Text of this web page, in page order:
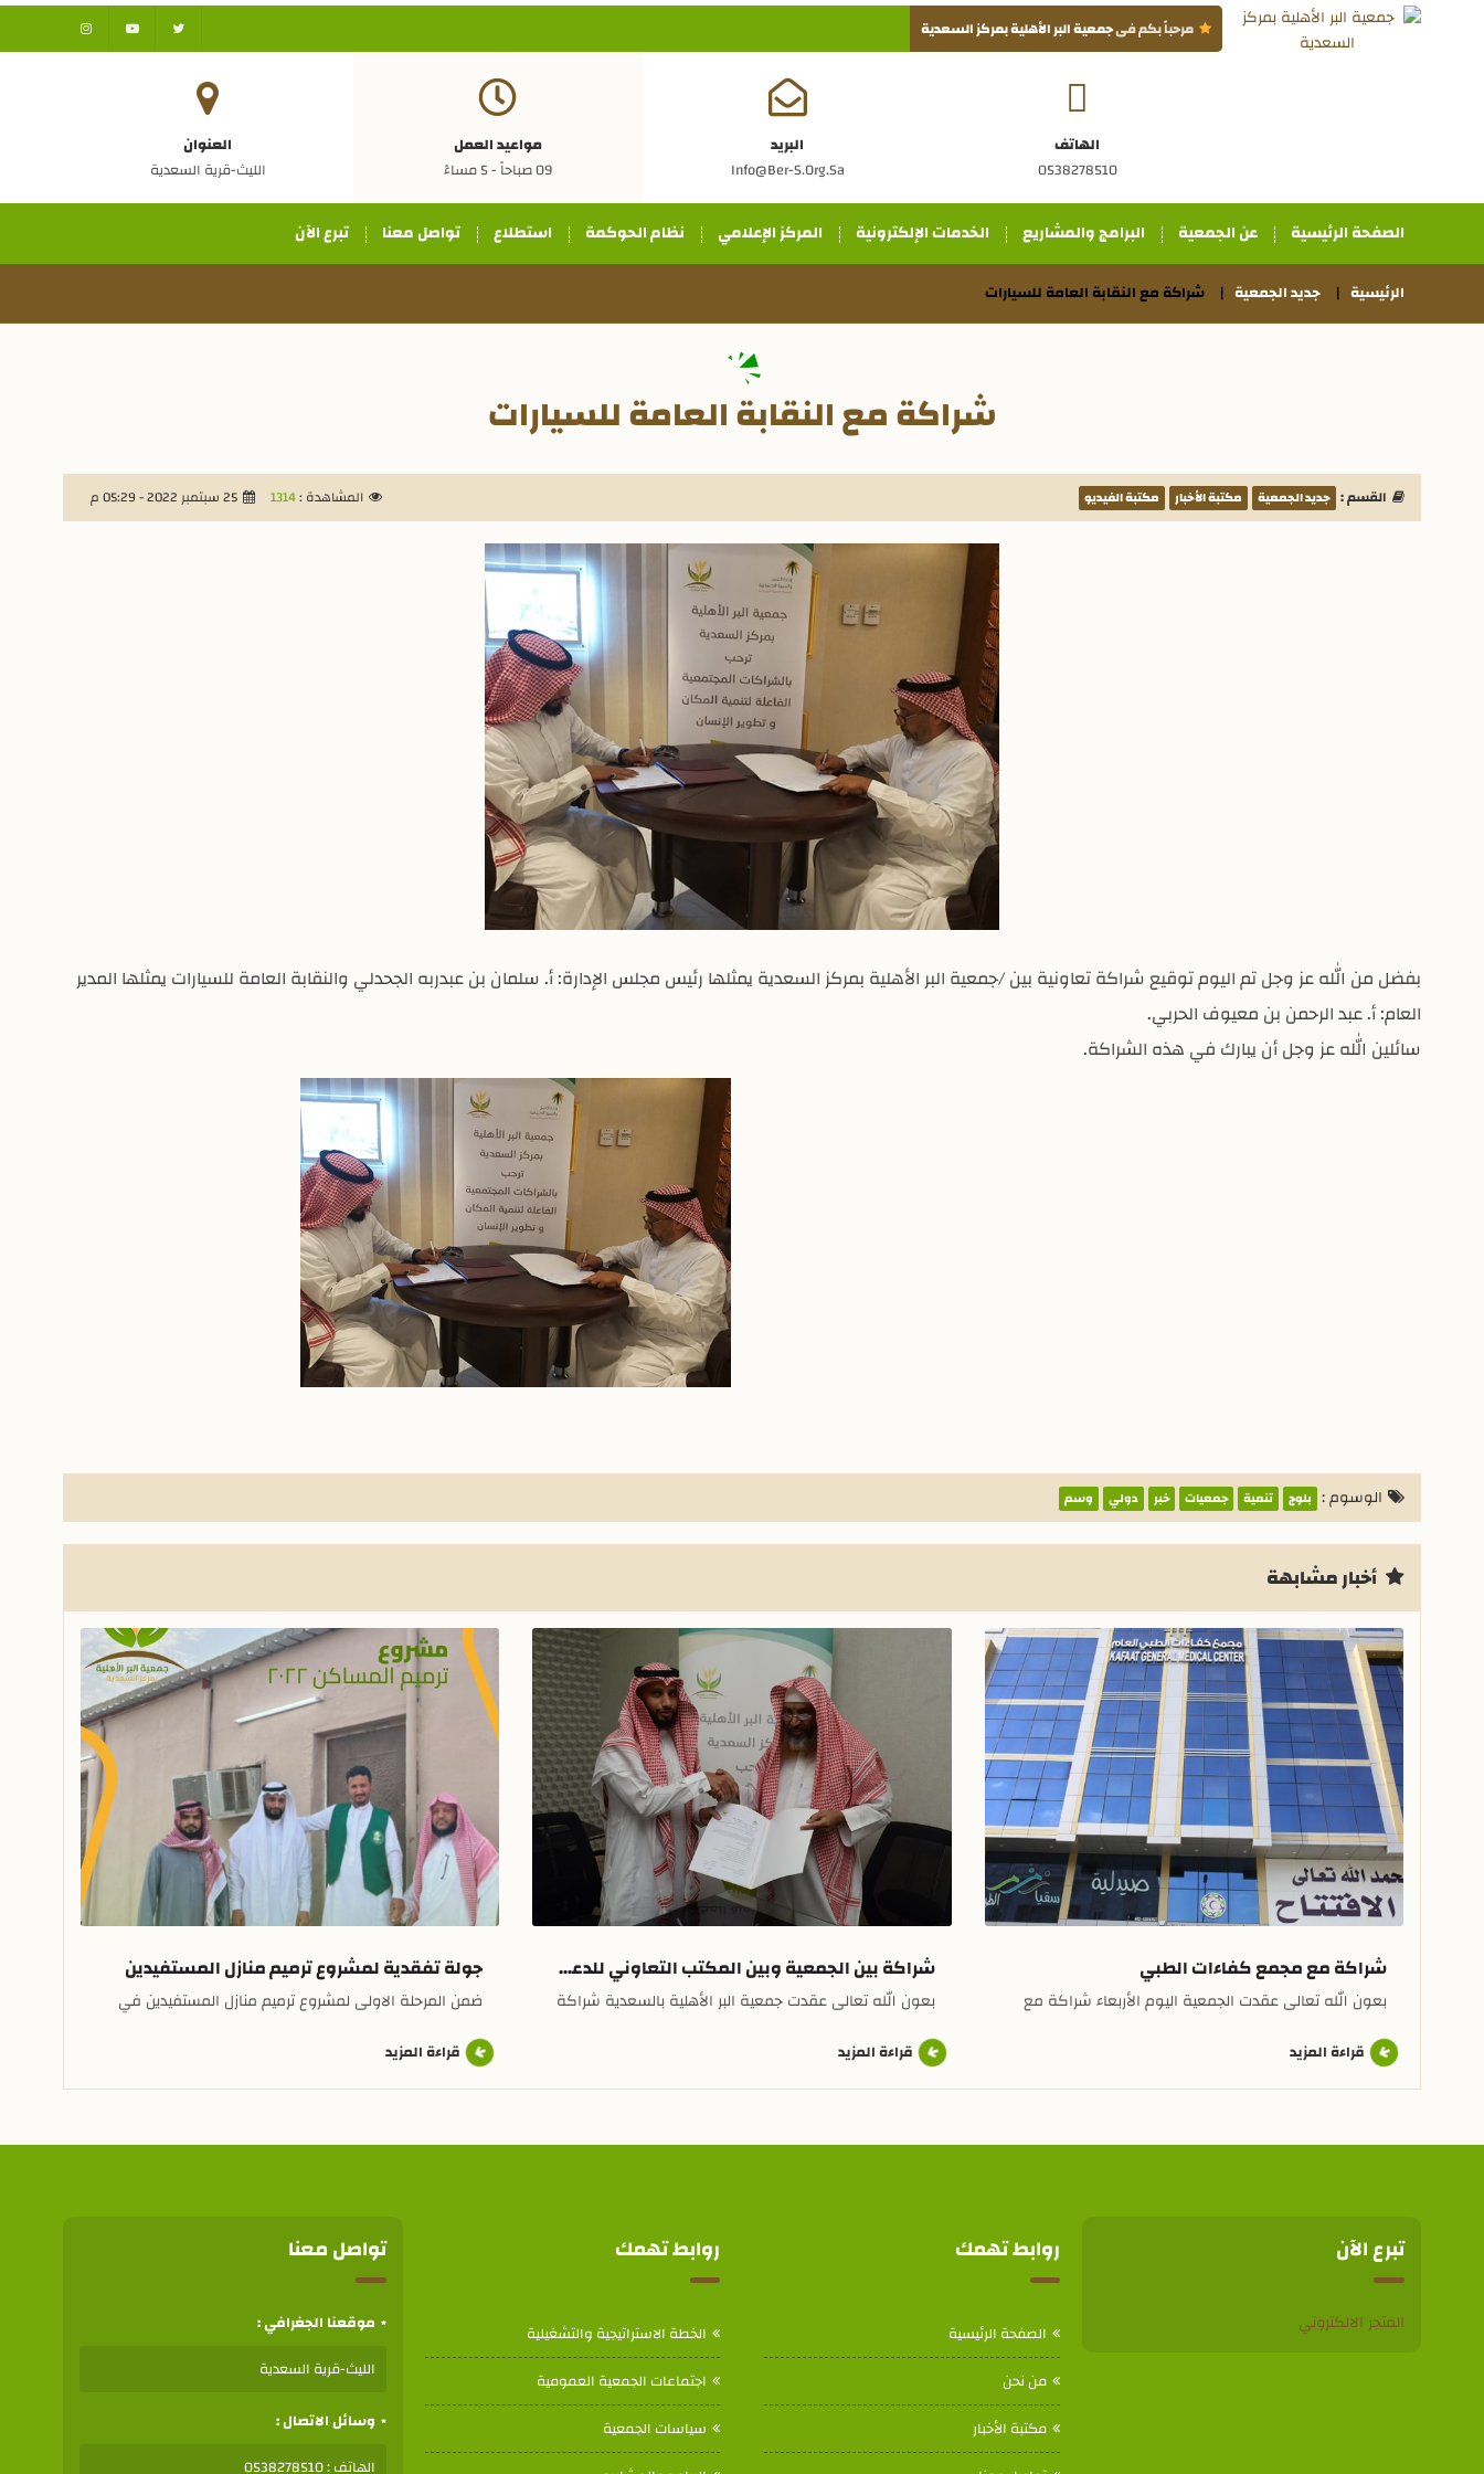
مرحباً بكم فىجمعية البر الأهلية بمركز السعدية
الهاتف
0538278510
البريد
Info@ber-S.org.sa
مواعيد العمل
09 صباحاً - 5 مساءً
العنوان
الليث-قرية السعدية
الصفحة الرئيسية عن الجمعية البرامج والمشاريع الخدمات الإلكترونية المركز الإعلامي نظام الحوكمة استطلاع تواصل معنا تبرع الآن
الرئيسية جديد الجمعية شراكة مع النقابة العامة للسيارات
شراكة مع النقابة العامة للسيارات
القسم : جديد الجمعية مكتبة الأخبار مكتبة الفيديو المشاهدة :1314 25 سبتمبر 2022 - 05:29 م
بفضل من الله عز وجل تم اليوم توقيع شراكة تعاونية بين /جمعية البر الأهلية بمركز السعدية يمثلها رئيس مجلس الإدارة: أ. سلمان بن عبدربه الجحدلي والنقابة العامة للسيارات يمثلها المدير
العام: أ. عبد الرحمن بن معيوف الحربي.
سائلين الله عز وجل أن يبارك في هذه الشراكة.
الوسوم : بلوج تنمية جمعيات خبر دولي وسم
أخبار مشابهة
شراكة مع مجمع كفاءات الطبي
بعون الله تعالى عقدت الجمعية اليوم الأربعاء شراكة مع
جمعية البر سعادة الأستاذ سلمان بن عبدربه الجحدلي. وتعتبر
الشراكة الثانية طبياً بعد مجمع آسيا الطبي بالعزيزية وهذه
قراءة المزيد
شراكة بين الجمعية وبين المكتب التعاوني للدعوة والإرشاد بالليث
بعون الله تعالى عقدت جمعية البر الأهلية بالسعدية شراكة
وقع العقد عن جمعية البر رئيس مجلس الإدارة الأستاذ:
سلمان بن عبدربه الجحدلي، وعن المكتب التعاوني رئيس
التعاوني لنشر الدعوة والإرشاد في […]
قراءة المزيد
جولة تفقدية لمشروع ترميم منازل المستفيدين
ضمن المرحلة الاولى لمشروع ترميم منازل المستفيدين في
بجمعية البر بالسعدية يرافقه المدير التنفيذي والمشرف
المالي ورئيس قسم المشاريع بالجمعية يقومون بجولة
السابقة.
قراءة المزيد
تبرع الآن
المتجر الالكتروني
روابط تهمك
الصفحة الرئيسية
من نحن
مكتبة الأخبار
روابط تهمك
الخطة الاستراتيجية والتشغيلية
اجتماعات الجمعية العمومية
سياسات الجمعية
تواصل معنا
موقعنا الجغرافي :
الليث-قرية السعدية
وسائل الاتصال :
الهاتف : 0538278510